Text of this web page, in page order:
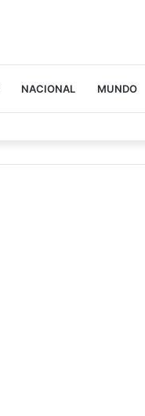
NACIONAL MUNDO